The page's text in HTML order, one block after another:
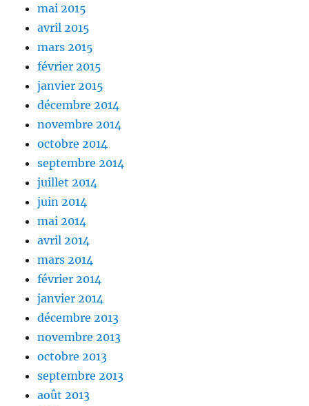
mai 2015
avril 2015
mars 2015
février 2015
janvier 2015
décembre 2014
novembre 2014
octobre 2014
septembre 2014
juillet 2014
juin 2014
mai 2014
avril 2014
mars 2014
février 2014
janvier 2014
décembre 2013
novembre 2013
octobre 2013
septembre 2013
août 2013